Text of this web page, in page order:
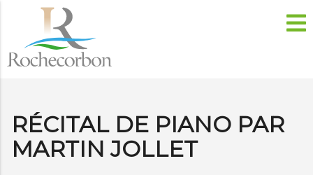
RÉCITAL DE PIANO PAR
MARTIN JOLLET